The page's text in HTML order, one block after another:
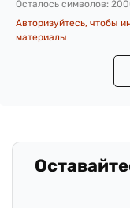
Осталось символов:
Авторизуйтесь, чтобы
материалы